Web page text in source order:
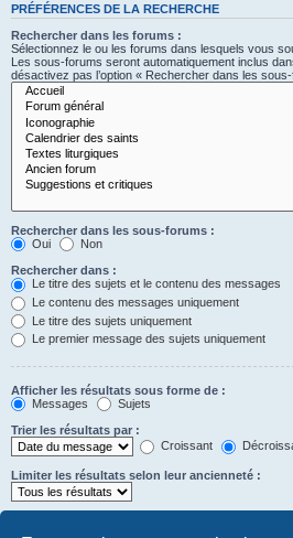
PRÉFÉRENCES DE LA RECHERCHE
Rechercher dans les forums :
Sélectionnez le ou les forums dans lesquels vous
Les sous-forums seront automatiquement inclus
désactivez pas l’option « Rechercher dans les
Rechercher dans les sous-forums :
Oui
Non
Rechercher dans :
Le titre des sujets et le contenu des messages
Le contenu des messages uniquement
Le titre des sujets uniquement
Le premier message des sujets uniquement
Afficher les résultats sous forme de :
Messages
Sujets
Trier les résultats par :
Croissant
Limiter les résultats selon leur ancienneté :